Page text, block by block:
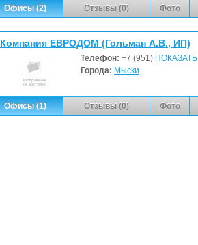
Офисы (2) Отзывы (0) Фото
Компания ЕВРОДОМ (Гольман А.В., ИП)
Телефон: +7 (951) ПОКАЗАТЬ
Города: Мыски
Офисы (1) Отзывы (0) Фото